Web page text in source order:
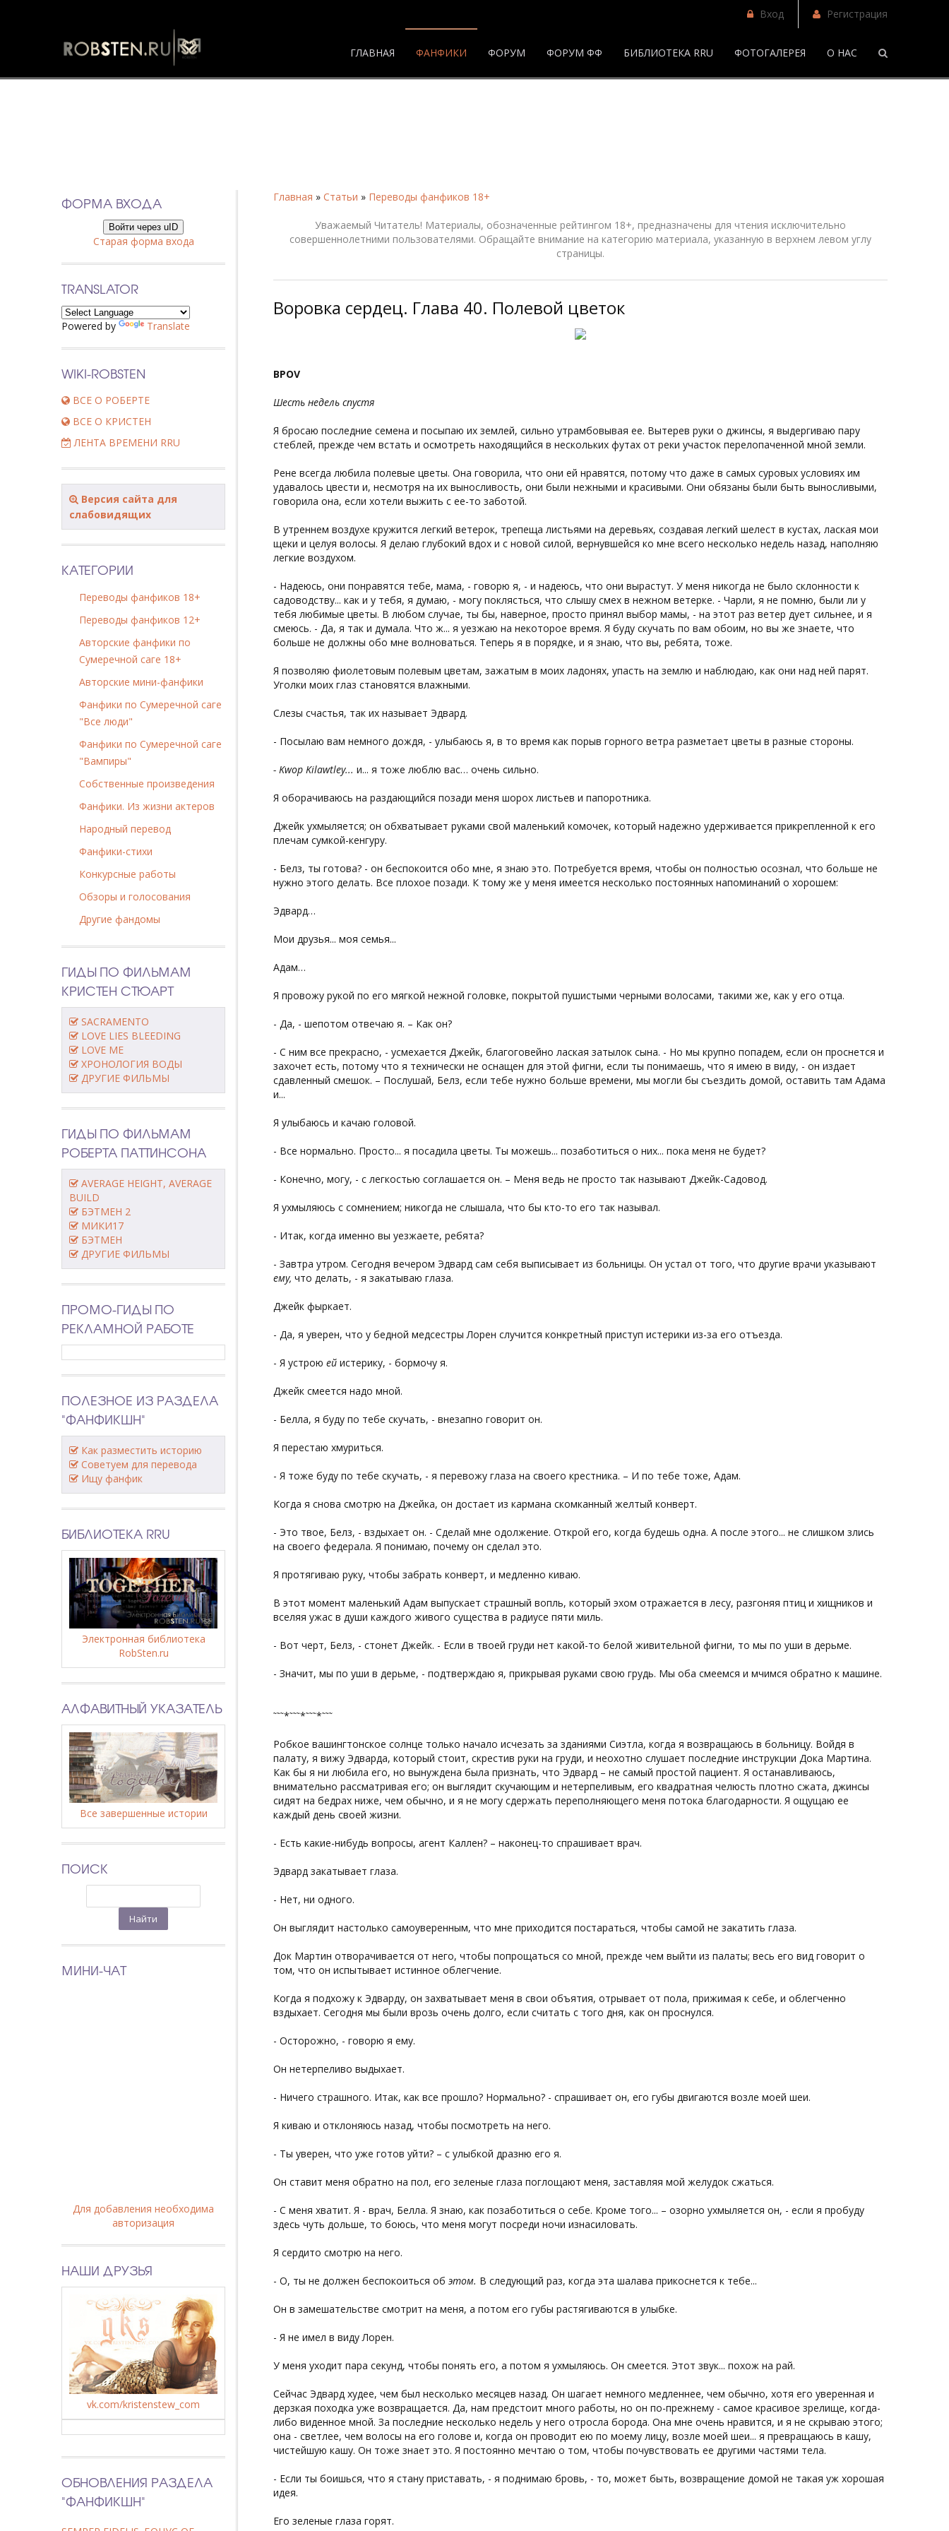
Вход Регистрация
ГЛАВНАЯ ФАНФИКИ ФОРУМ ФОРУМ ФФ БИБЛИОТЕКА RRU ФОТОГАЛЕРЕЯ О НАС
Главная » Статьи » Переводы фанфиков 18+
Уважаемый Читатель! Материалы, обозначенные рейтингом 18+, предназначены для чтения исключительно
совершеннолетними пользователями. Обращайте внимание на категорию материала, указанную в верхнем левом углу
страницы.
Воровка сердец. Глава 40. Полевой цветок
BPOV
Шесть недель спустя
Я бросаю последние семена и посыпаю их землей, сильно утрамбовывая ее. Вытерев руки о джинсы, я выдергиваю пару
стеблей, прежде чем встать и осмотреть находящийся в нескольких футах от реки участок перелопаченной мной земли.
Рене всегда любила полевые цветы. Она говорила, что они ей нравятся, потому что даже в самых суровых условиях им
удавалось цвести и, несмотря на их выносливость, они были нежными и красивыми. Они обязаны были быть выносливыми,
говорила она, если хотели выжить с ее-то заботой.
В утреннем воздухе кружится легкий ветерок, трепеща листьями на деревьях, создавая легкий шелест в кустах, лаская мои
щеки и целуя волосы. Я делаю глубокий вдох и с новой силой, вернувшейся ко мне всего несколько недель назад, наполняю
легкие воздухом.
- Надеюсь, они понравятся тебе, мама, - говорю я, - и надеюсь, что они вырастут. У меня никогда не было склонности к
садоводству... как и у тебя, я думаю, - могу поклясться, что слышу смех в нежном ветерке. - Чарли, я не помню, были ли у
тебя любимые цветы. В любом случае, ты бы, наверное, просто принял выбор мамы, - на этот раз ветер дует сильнее, и я
смеюсь. - Да, я так и думала. Что ж... я уезжаю на некоторое время. Я буду скучать по вам обоим, но вы же знаете, что
больше не должны обо мне волноваться. Теперь я в порядке, и я знаю, что вы, ребята, тоже.
Я позволяю фиолетовым полевым цветам, зажатым в моих ладонях, упасть на землю и наблюдаю, как они над ней парят.
Уголки моих глаз становятся влажными.
Слезы счастья, так их называет Эдвард.
- Посылаю вам немного дождя, - улыбаюсь я, в то время как порыв горного ветра разметает цветы в разные стороны.
- Kwop Kilawtley... и... я тоже люблю вас… очень сильно.
Я оборачиваюсь на раздающийся позади меня шорох листьев и папоротника.
Джейк ухмыляется; он обхватывает руками свой маленький комочек, который надежно удерживается прикрепленной к его
плечам сумкой-кенгуру.
- Белз, ты готова? - он беспокоится обо мне, я знаю это. Потребуется время, чтобы он полностью осознал, что больше не
нужно этого делать. Все плохое позади. К тому же у меня имеется несколько постоянных напоминаний о хорошем:
Эдвард…
Мои друзья... моя семья...
Адам…
Я провожу рукой по его мягкой нежной головке, покрытой пушистыми черными волосами, такими же, как у его отца.
- Да, - шепотом отвечаю я. – Как он?
- С ним все прекрасно, - усмехается Джейк, благоговейно лаская затылок сына. - Но мы крупно попадем, если он проснется и
захочет есть, потому что я технически не оснащен для этой фигни, если ты понимаешь, что я имею в виду, - он издает
сдавленный смешок. – Послушай, Белз, если тебе нужно больше времени, мы могли бы съездить домой, оставить там Адама
и...
Я улыбаюсь и качаю головой.
- Все нормально. Просто... я посадила цветы. Ты можешь... позаботиться о них... пока меня не будет?
- Конечно, могу, - с легкостью соглашается он. – Меня ведь не просто так называют Джейк-Садовод.
Я ухмыляюсь с сомнением; никогда не слышала, что бы кто-то его так называл.
- Итак, когда именно вы уезжаете, ребята?
- Завтра утром. Сегодня вечером Эдвард сам себя выписывает из больницы. Он устал от того, что другие врачи указывают
ему, что делать, - я закатываю глаза.
Джейк фыркает.
- Да, я уверен, что у бедной медсестры Лорен случится конкретный приступ истерики из-за его отъезда.
- Я устрою ей истерику, - бормочу я.
Джейк смеется надо мной.
- Белла, я буду по тебе скучать, - внезапно говорит он.
Я перестаю хмуриться.
- Я тоже буду по тебе скучать, - я перевожу глаза на своего крестника. – И по тебе тоже, Адам.
Когда я снова смотрю на Джейка, он достает из кармана скомканный желтый конверт.
- Это твое, Белз, - вздыхает он. - Сделай мне одолжение. Открой его, когда будешь одна. А после этого... не слишком злись
на своего федерала. Я понимаю, почему он сделал это.
Я протягиваю руку, чтобы забрать конверт, и медленно киваю.
В этот момент маленький Адам выпускает страшный вопль, который эхом отражается в лесу, разгоняя птиц и хищников и
вселяя ужас в души каждого живого существа в радиусе пяти миль.
- Вот черт, Белз, - стонет Джейк. - Если в твоей груди нет какой-то белой живительной фигни, то мы по уши в дерьме.
- Значит, мы по уши в дерьме, - подтверждаю я, прикрывая руками свою грудь. Мы оба смеемся и мчимся обратно к машине.
῀῀῀*῀῀῀*῀῀῀*῀῀῀
Робкое вашингтонское солнце только начало исчезать за зданиями Сиэтла, когда я возвращаюсь в больницу. Войдя в
палату, я вижу Эдварда, который стоит, скрестив руки на груди, и неохотно слушает последние инструкции Дока Мартина.
Как бы я ни любила его, но вынуждена была признать, что Эдвард – не самый простой пациент. Я останавливаюсь,
внимательно рассматривая его; он выглядит скучающим и нетерпеливым, его квадратная челюсть плотно сжата, джинсы
сидят на бедрах ниже, чем обычно, и я не могу сдержать переполняющего меня потока благодарности. Я ощущаю ее
каждый день своей жизни.
- Есть какие-нибудь вопросы, агент Каллен? – наконец-то спрашивает врач.
Эдвард закатывает глаза.
- Нет, ни одного.
Он выглядит настолько самоуверенным, что мне приходится постараться, чтобы самой не закатить глаза.
Док Мартин отворачивается от него, чтобы попрощаться со мной, прежде чем выйти из палаты; весь его вид говорит о
том, что он испытывает истинное облегчение.
Когда я подхожу к Эдварду, он захватывает меня в свои объятия, отрывает от пола, прижимая к себе, и облегченно
вздыхает. Сегодня мы были врозь очень долго, если считать с того дня, как он проснулся.
- Осторожно, - говорю я ему.
Он нетерпеливо выдыхает.
- Ничего страшного. Итак, как все прошло? Нормально? - спрашивает он, его губы двигаются возле моей шеи.
Я киваю и отклоняюсь назад, чтобы посмотреть на него.
- Ты уверен, что уже готов уйти? – с улыбкой дразню его я.
Он ставит меня обратно на пол, его зеленые глаза поглощают меня, заставляя мой желудок сжаться.
- С меня хватит. Я - врач, Белла. Я знаю, как позаботиться о себе. Кроме того... – озорно ухмыляется он, - если я пробуду
здесь чуть дольше, то боюсь, что меня могут посреди ночи изнасиловать.
Я сердито смотрю на него.
- О, ты не должен беспокоиться об этом. В следующий раз, когда эта шалава прикоснется к тебе...
Он в замешательстве смотрит на меня, а потом его губы растягиваются в улыбке.
- Я не имел в виду Лорен.
У меня уходит пара секунд, чтобы понять его, а потом я ухмыляюсь. Он смеется. Этот звук... похож на рай.
Сейчас Эдвард худее, чем был несколько месяцев назад. Он шагает немного медленнее, чем обычно, хотя его уверенная и
дерзкая походка уже возвращается. Да, нам предстоит много работы, но он по-прежнему - самое красивое зрелище, когда-
либо виденное мной. За последние несколько недель у него отросла борода. Она мне очень нравится, и я не скрываю этого;
она - светлее, чем волосы на его голове и, когда он проводит ею по моему лицу, возле моей шеи... я превращаюсь в кашу,
чистейшую кашу. Он тоже знает это. Я постоянно мечтаю о том, чтобы почувствовать ее другими частями тела.
- Если ты боишься, что я стану приставать, - я поднимаю бровь, - то, может быть, возвращение домой не такая уж хорошая
идея.
Его зеленые глаза горят.
ФОРМА ВХОДА
Войти через uID
Старая форма входа
TRANSLATOR
Powered by Translate
WIKI-ROBSTEN
ВСЕ О РОБЕРТЕ
ВСЕ О КРИСТЕН
ЛЕНТА ВРЕМЕНИ RRU
Версия сайта для
слабовидящих
КАТЕГОРИИ
Переводы фанфиков 18+
Переводы фанфиков 12+
Авторские фанфики по
Сумеречной саге 18+
Авторские мини-фанфики
Фанфики по Сумеречной саге
"Все люди"
Фанфики по Сумеречной саге
"Вампиры"
Собственные произведения
Фанфики. Из жизни актеров
Народный перевод
Фанфики-стихи
Конкурсные работы
Обзоры и голосования
Другие фандомы
ГИДЫ ПО ФИЛЬМАМ
КРИСТЕН СТЮАРТ
SACRAMENTO
LOVE LIES BLEEDING
LOVE ME
ХРОНОЛОГИЯ ВОДЫ
ДРУГИЕ ФИЛЬМЫ
ГИДЫ ПО ФИЛЬМАМ
РОБЕРТА ПАТТИНСОНА
AVERAGE HEIGHT, AVERAGE
BUILD
БЭТМЕН 2
МИКИ17
БЭТМЕН
ДРУГИЕ ФИЛЬМЫ
ПРОМО-ГИДЫ ПО
РЕКЛАМНОЙ РАБОТЕ
ПОЛЕЗНОЕ ИЗ РАЗДЕЛА
"ФАНФИКШН"
Как разместить историю
Советуем для перевода
Ищу фанфик
БИБЛИОТЕКА RRU
Электронная библиотека
RobSten.ru
АЛФАВИТНЫЙ УКАЗАТЕЛЬ
Все завершенные истории
ПОИСК
МИНИ-ЧАТ
Для добавления необходима
авторизация
НАШИ ДРУЗЬЯ
vk.com/kristenstew_com
ОБНОВЛЕНИЯ РАЗДЕЛА
"ФАНФИКШН"